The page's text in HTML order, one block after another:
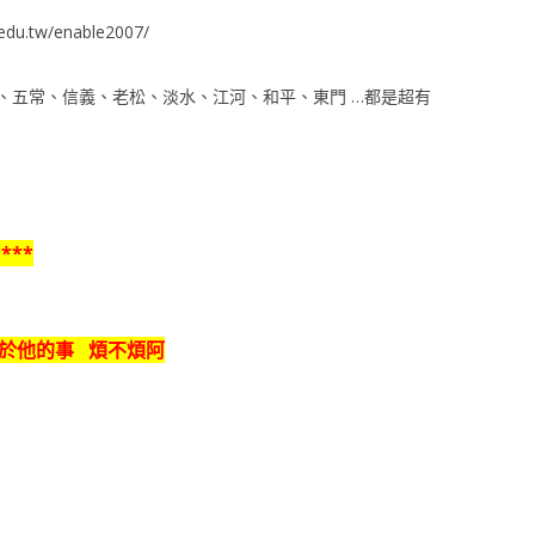
enable2007/
五常、信義、老松、淡水、江河、和平、東門 …都是超有
他的事 煩不煩阿